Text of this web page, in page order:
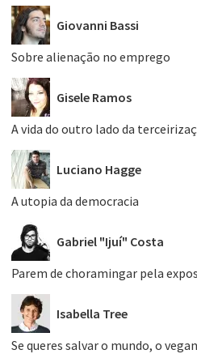
Giovanni Bassi
Sobre alienação no emprego
Gisele Ramos
A vida do outro lado da
Luciano Hagge
A utopia da democracia
Gabriel "Ijuí" Costa
Parem de choramingar pela
Isabella Tree
Se queres salvar o mundo, o